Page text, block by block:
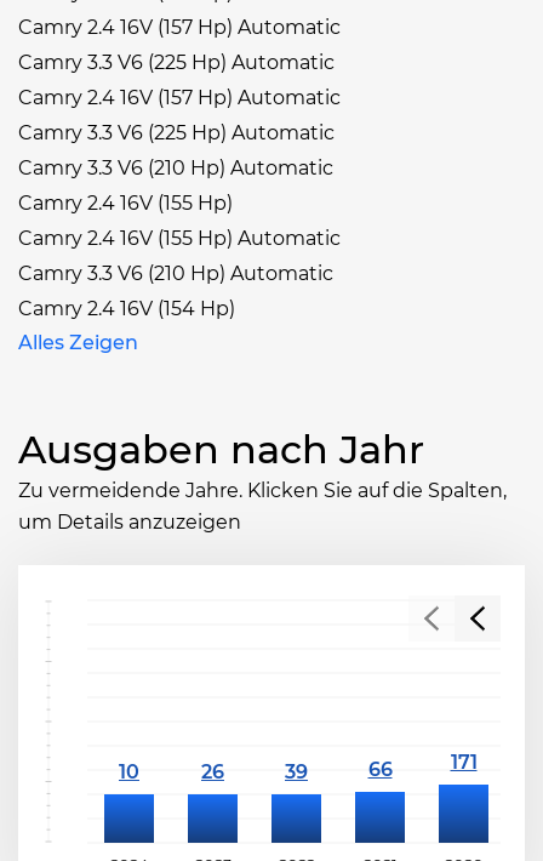
Camry 2.4 16V (157 Hp) Automatic
Camry 3.3 V6 (225 Hp) Automatic
Camry 2.4 16V (157 Hp) Automatic
Camry 3.3 V6 (225 Hp) Automatic
Camry 3.3 V6 (210 Hp) Automatic
Camry 2.4 16V (155 Hp)
Camry 2.4 16V (155 Hp) Automatic
Camry 3.3 V6 (210 Hp) Automatic
Camry 2.4 16V (154 Hp)
Alles Zeigen
Ausgaben nach Jahr
Zu vermeidende Jahre. Klicken Sie auf die Spalten,
um Details anzuzeigen